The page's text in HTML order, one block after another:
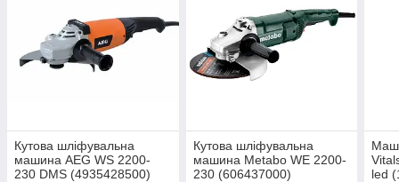
Кутова шліфувальна
машина AEG WS 2200-
230 DMS (4935428500)
Кутова шліфувальна
машина Metabo WE 2200-
230 (606437000)
led